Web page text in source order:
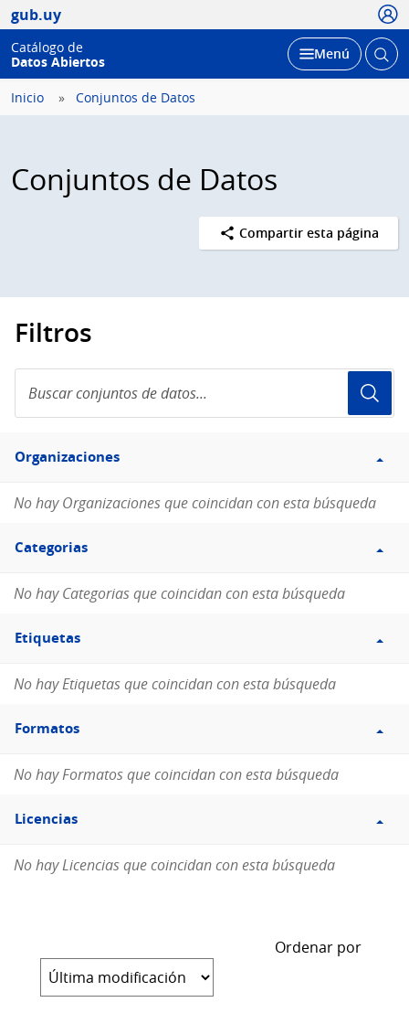
gub.uy
Catálogo de
Datos Abiertos
Desplegar
Menú Abrir
Inicio Conjuntos de Datos
Conjuntos de Datos
Compartir esta página
Filtros
conjuntos
de
Filtro
Organizaciones
Organizaciones
No hay Organizaciones que coincidan con esta búsqueda
Filtro
Categorias
Categorias
No hay Categorias que coincidan con esta búsqueda
Filtro
Etiquetas
Etiquetas
No hay Etiquetas que coincidan con esta búsqueda
Filtro
Formatos
Formatos
No hay Formatos que coincidan con esta búsqueda
Filtro
Licencias
Licencias
No hay Licencias que coincidan con esta búsqueda
Ordenar por